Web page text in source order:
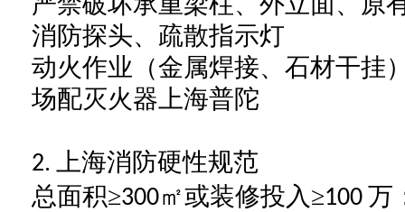
消防探头、疏散指示灯
动火作业（金属焊接、石材干挂
场配灭火器上海普陀
2.
上海消防硬性规范
总面积≥300㎡或装修投入≥100 万